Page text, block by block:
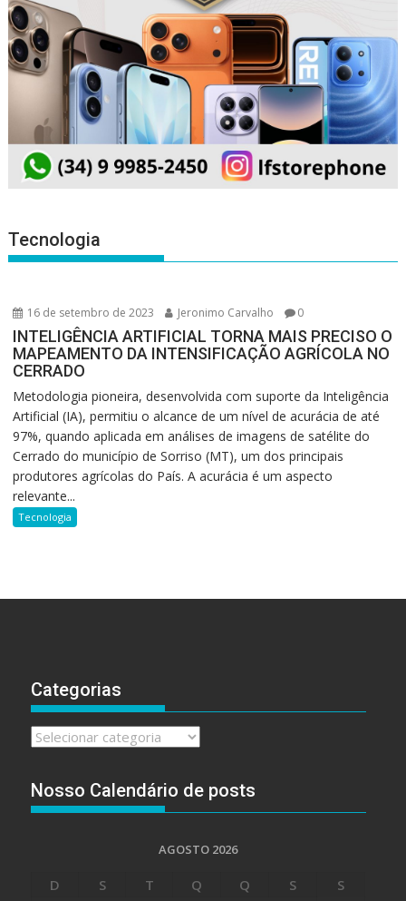
Tecnologia
16 de setembro de 2023 Jeronimo Carvalho 0
INTELIGÊNCIA ARTIFICIAL TORNA MAIS PRECISO O
MAPEAMENTO DA INTENSIFICAÇÃO AGRÍCOLA NO
CERRADO
Metodologia pioneira, desenvolvida com suporte da Inteligência
Artificial (IA), permitiu o alcance de um nível de acurácia de até
97%, quando aplicada em análises de imagens de satélite do
Cerrado do município de Sorriso (MT), um dos principais
produtores agrícolas do País. A acurácia é um aspecto
relevante...
Tecnologia
Categorias
Categorias
Nosso Calendário de posts
AGOSTO 2026
D S T Q Q S
S